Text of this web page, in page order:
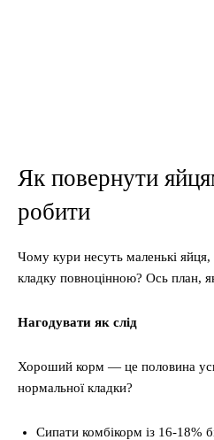
Як повернути
робити
Чому кури несуть маленькі
кладку повноцінною? Ось план,
Нагодувати як слід
Хороший корм — це половина
нормальної кладки?
Сипати комбікорм із 16-18%